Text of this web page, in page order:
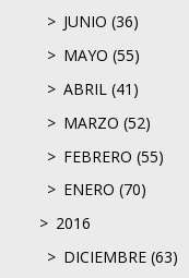
JUNIO (36)
MAYO (55)
ABRIL (41)
MARZO (52)
FEBRERO (55)
ENERO (70)
2016
DICIEMBRE (63)